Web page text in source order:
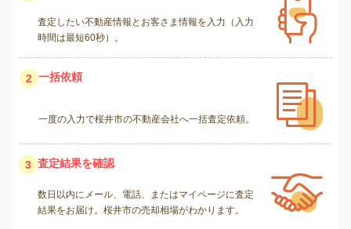
査定したい不動産情報とお客さま情報を入力（入力
時間は最短60秒）。
2 一括依頼
一度の入力で桜井市の不動産会社へ一括査定依頼。
3 査定結果を確認
数日以内にメール、電話、またはマイページに査定
結果をお届け。桜井市の売却相場がわかります。